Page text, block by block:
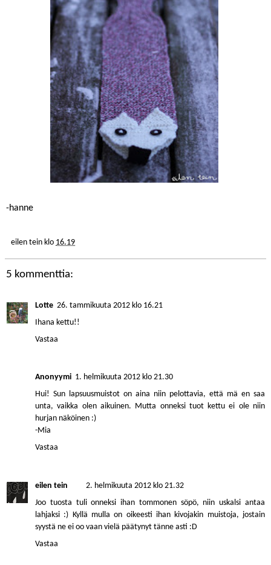
-hanne
eilen tein klo 16.19
5 kommenttia:
Lotte 26. tammikuuta 2012 klo 16.21
Ihana kettu!!
Vastaa
Anonyymi 1. helmikuuta 2012 klo 21.30
Hui! Sun lapsuusmuistot on aina niin pelottavia, että mä en saa
unta, vaikka olen aikuinen. Mutta onneksi tuot kettu ei ole niin
hurjan näköinen :)
-Mia
Vastaa
eilen tein
2. helmikuuta 2012 klo 21.32
Joo tuosta tuli onneksi ihan tommonen söpö, niin uskalsi antaa
lahjaksi :) Kyllä mulla on oikeesti ihan kivojakin muistoja, jostain
syystä ne ei oo vaan vielä päätynyt tänne asti :D
Vastaa